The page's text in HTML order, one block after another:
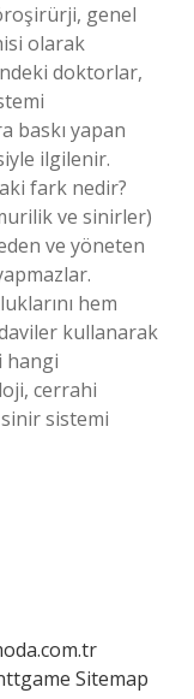
genel
olarak
doktorlar,
baskı yapan
ilgilenir.
fark nedir?
ve sinirler)
ve yöneten
hem
kullanarak
hangi
cerrahi
sistemi
Sitemap